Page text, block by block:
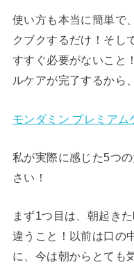
使い方も本当に簡単で
クブクするだけ！そし
すすぐ必要がないこと
ルケアが完了するから
モンダミン プレミア
私が実際に感じた5つ
さい！
まず1つ目は、朝起き
違うこと！以前は口の
に、今は朝からとても